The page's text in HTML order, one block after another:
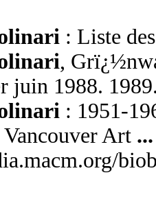
: Liste
,
juin 1988.
: 1951-
Art ...